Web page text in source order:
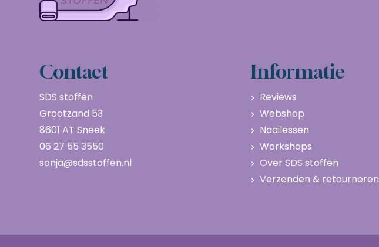
Contact
SDS stoffen
Grootzand 53
8601 AT Sneek
06 27 55 3550
sonja@sdsstoffen.nl
Informatie
Reviews
Webshop
Naailessen
Workshops
Over SDS stoffen
Verzenden & retourneren